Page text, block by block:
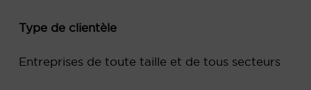
Type de clientèle
Entreprises de toute taille et de tous secteurs